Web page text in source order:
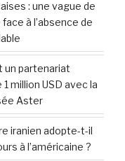
: une vague de
à l’absence de
un partenariat
million USD avec la
Aster
iranien adopte-t-il
à l’américaine ?